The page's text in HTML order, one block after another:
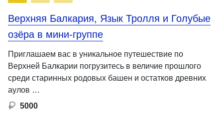
Верхняя Балкария, Язык Тролля и Голубые
озёра в мини-группе
Приглашаем вас в уникальное путешествие по
Верхней Балкарии погрузитесь в величие прошлого
среди старинных родовых башен и остатков древних
аулов …
5000